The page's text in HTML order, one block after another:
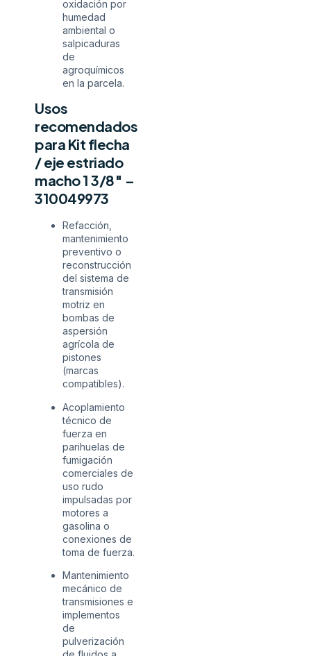
oxidación por
humedad
ambiental o
salpicaduras
de
agroquímicos
en la parcela.
Usos
recomendados
para Kit flecha
/ eje estriado
macho 1 3/8″ –
310049973
Refacción,
mantenimiento
preventivo o
reconstrucción
del sistema de
transmisión
motriz en
bombas de
aspersión
agrícola de
pistones
(marcas
compatibles).
Acoplamiento
técnico de
fuerza en
parihuelas de
fumigación
comerciales de
uso rudo
impulsadas por
motores a
gasolina o
conexiones de
toma de fuerza.
Mantenimiento
mecánico de
transmisiones e
implementos
de
pulverización